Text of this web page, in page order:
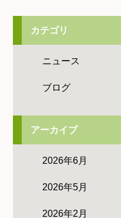
カテゴリ
ニュース
ブログ
アーカイブ
2026年6月
2026年5月
2026年2月